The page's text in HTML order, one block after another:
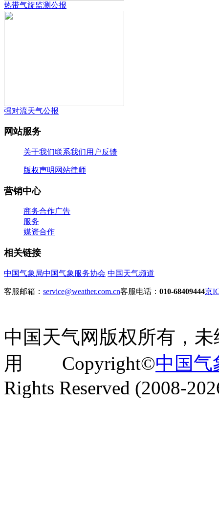
热带气旋监测公报
强对流天气公报
网站服务
关于我们联系我们用户反馈
版权声明 网站律师
营销中心
商务合作广告
服务
媒资合作
相关链接
中国气象局中国气象服务协会 中国天气频道
客服邮箱： service@weather.com.cn客服电话： 010-68409444京
中国天气网版权所有，
用 Copyright©中国气
Rights Reserved (2008-